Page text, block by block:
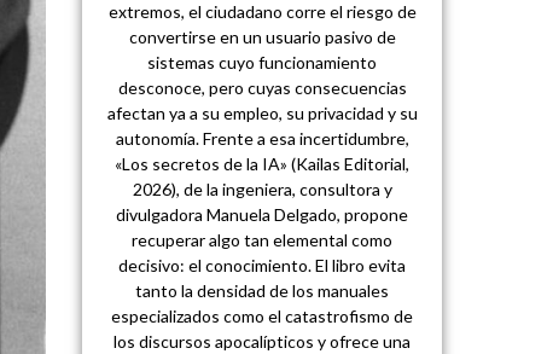
extremos, el ciudadano corre el riesgo de
convertirse en un usuario pasivo de
sistemas cuyo funcionamiento
desconoce, pero cuyas consecuencias
afectan ya a su empleo, su privacidad y su
autonomía. Frente a esa incertidumbre,
«Los secretos de la IA» (Kailas Editorial,
2026), de la ingeniera, consultora y
divulgadora Manuela Delgado, propone
recuperar algo tan elemental como
decisivo: el conocimiento. El libro evita
tanto la densidad de los manuales
especializados como el catastrofismo de
los discursos apocalípticos y ofrece una